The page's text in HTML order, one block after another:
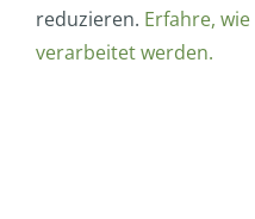
reduzieren. Erfahre,
verarbeitet werden.